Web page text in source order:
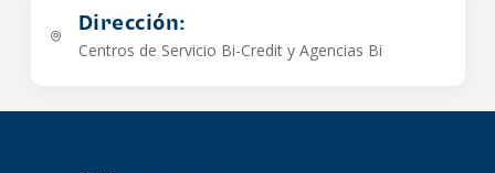
Dirección:
Centros de Servicio Bi-Credit y Agencias Bi